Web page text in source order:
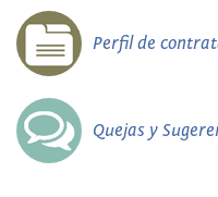
Perfil de
Quejas y